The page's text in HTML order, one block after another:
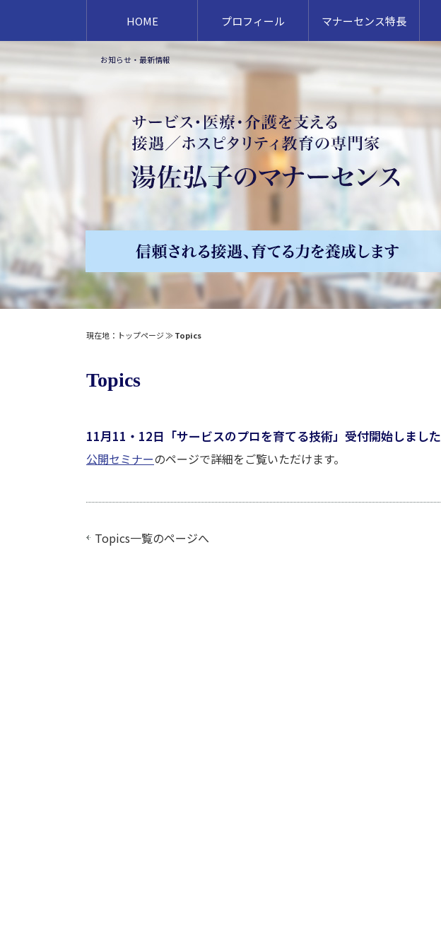
お知らせ・最新情報
Topics
11月11・12日「サービスのプロを育てる技術」受付開始しました
公開セミナーのページで詳細をご覧いただけます。
Topics一覧のページへ
現在地： トップページ≫ Topics
HOME プロフィール マナーセンス特長